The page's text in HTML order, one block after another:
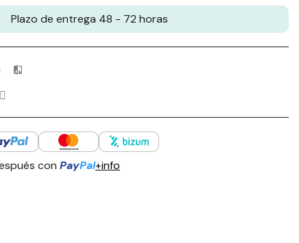
Plazo de entrega 48 - 72 horas
Productos incluidos en tu lista de comparación: 0 / 4
con PayPal+info